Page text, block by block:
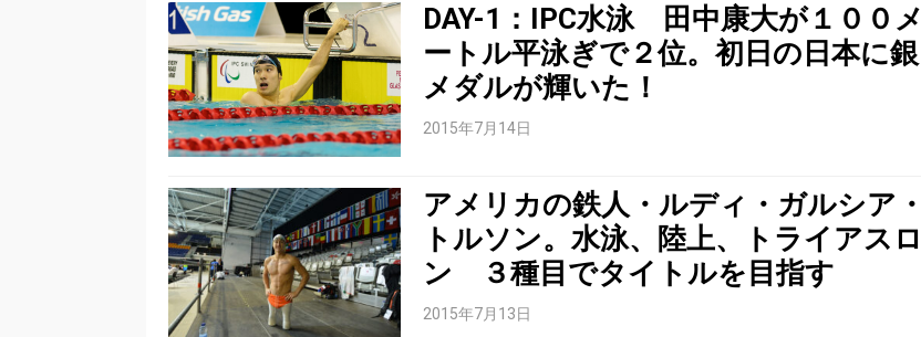
DAY-1：IPC水泳 田中康大が１００メ
ートル平泳ぎで２位。初日の日本に銀
メダルが輝いた！
2015年7月14日
アメリカの鉄人・ルディ・ガルシア・
トルソン。水泳、陸上、トライアスロ
ン ３種目でタイトルを目指す
2015年7月13日